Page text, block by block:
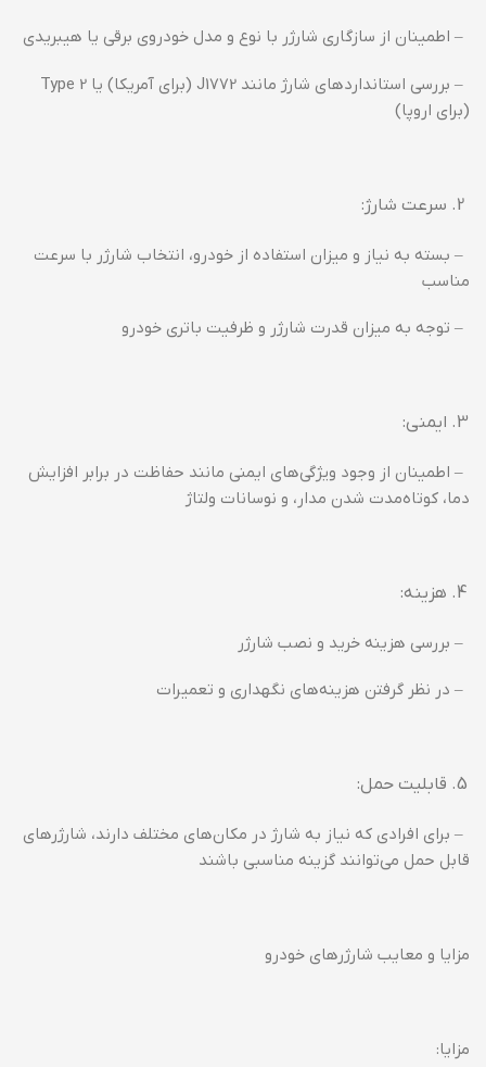
– اطمینان از سازگاری شارژر با نوع و مدل خودروی برقی یا هیبریدی
– بررسی استانداردهای شارژ مانند J1772 (برای آمریکا) یا Type 2
(برای اروپا)
سرعت شارژ:
– بسته به نیاز و میزان استفاده از خودرو، انتخاب شارژر با سرعت
مناسب
– توجه به میزان قدرت شارژر و ظرفیت باتری خودرو
ایمنی:
– اطمینان از وجود ویژگی‌های ایمنی مانند حفاظت در برابر افزایش
دما، کوتاه‌مدت شدن مدار، و نوسانات ولتاژ
هزینه:
– بررسی هزینه خرید و نصب شارژر
– در نظر گرفتن هزینه‌های نگهداری و تعمیرات
قابلیت حمل:
– برای افرادی که نیاز به شارژ در مکان‌های مختلف دارند، شارژرهای
قابل حمل می‌توانند گزینه مناسبی باشند
مزایا و معایب شارژرهای خودرو
مزایا: